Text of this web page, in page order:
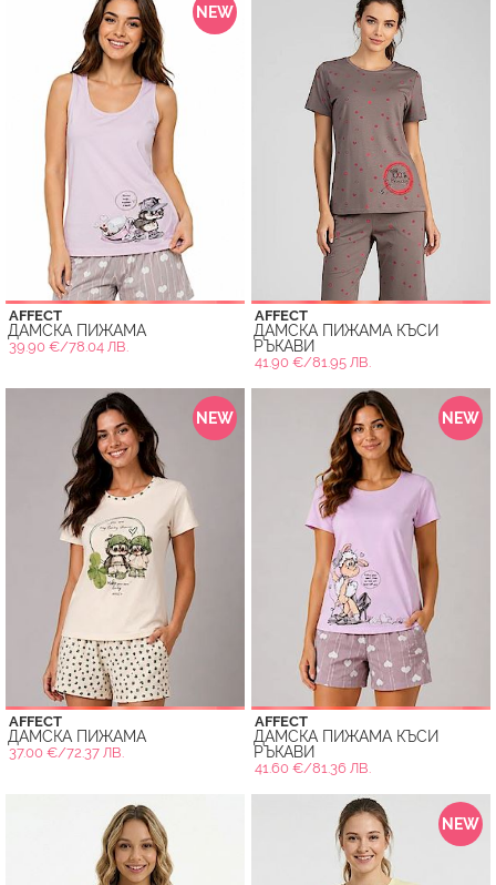
NEW
AFFECT
ДАМСКА ПИЖАМА
39.90 €/78.04 ЛВ.
AFFECT
ДАМСКА ПИЖАМА КЪСИ
РЪКАВИ
41.90 €/81.95 ЛВ.
NEW
AFFECT
ДАМСКА ПИЖАМА
37.00 €/72.37 ЛВ.
NEW
AFFECT
ДАМСКА ПИЖАМА КЪСИ
РЪКАВИ
41.60 €/81.36 ЛВ.
NEW